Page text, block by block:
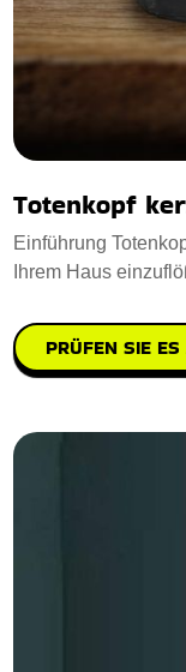
Totenkopf
Einführung
Ihrem Haus
PRÜFEN SIE